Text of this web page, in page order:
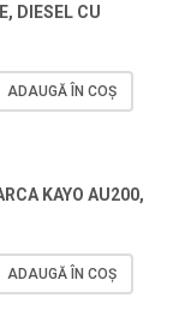
DIESEL CU
ADAUGĂ ÎN COȘ
KAYO AU200,
ADAUGĂ ÎN COȘ